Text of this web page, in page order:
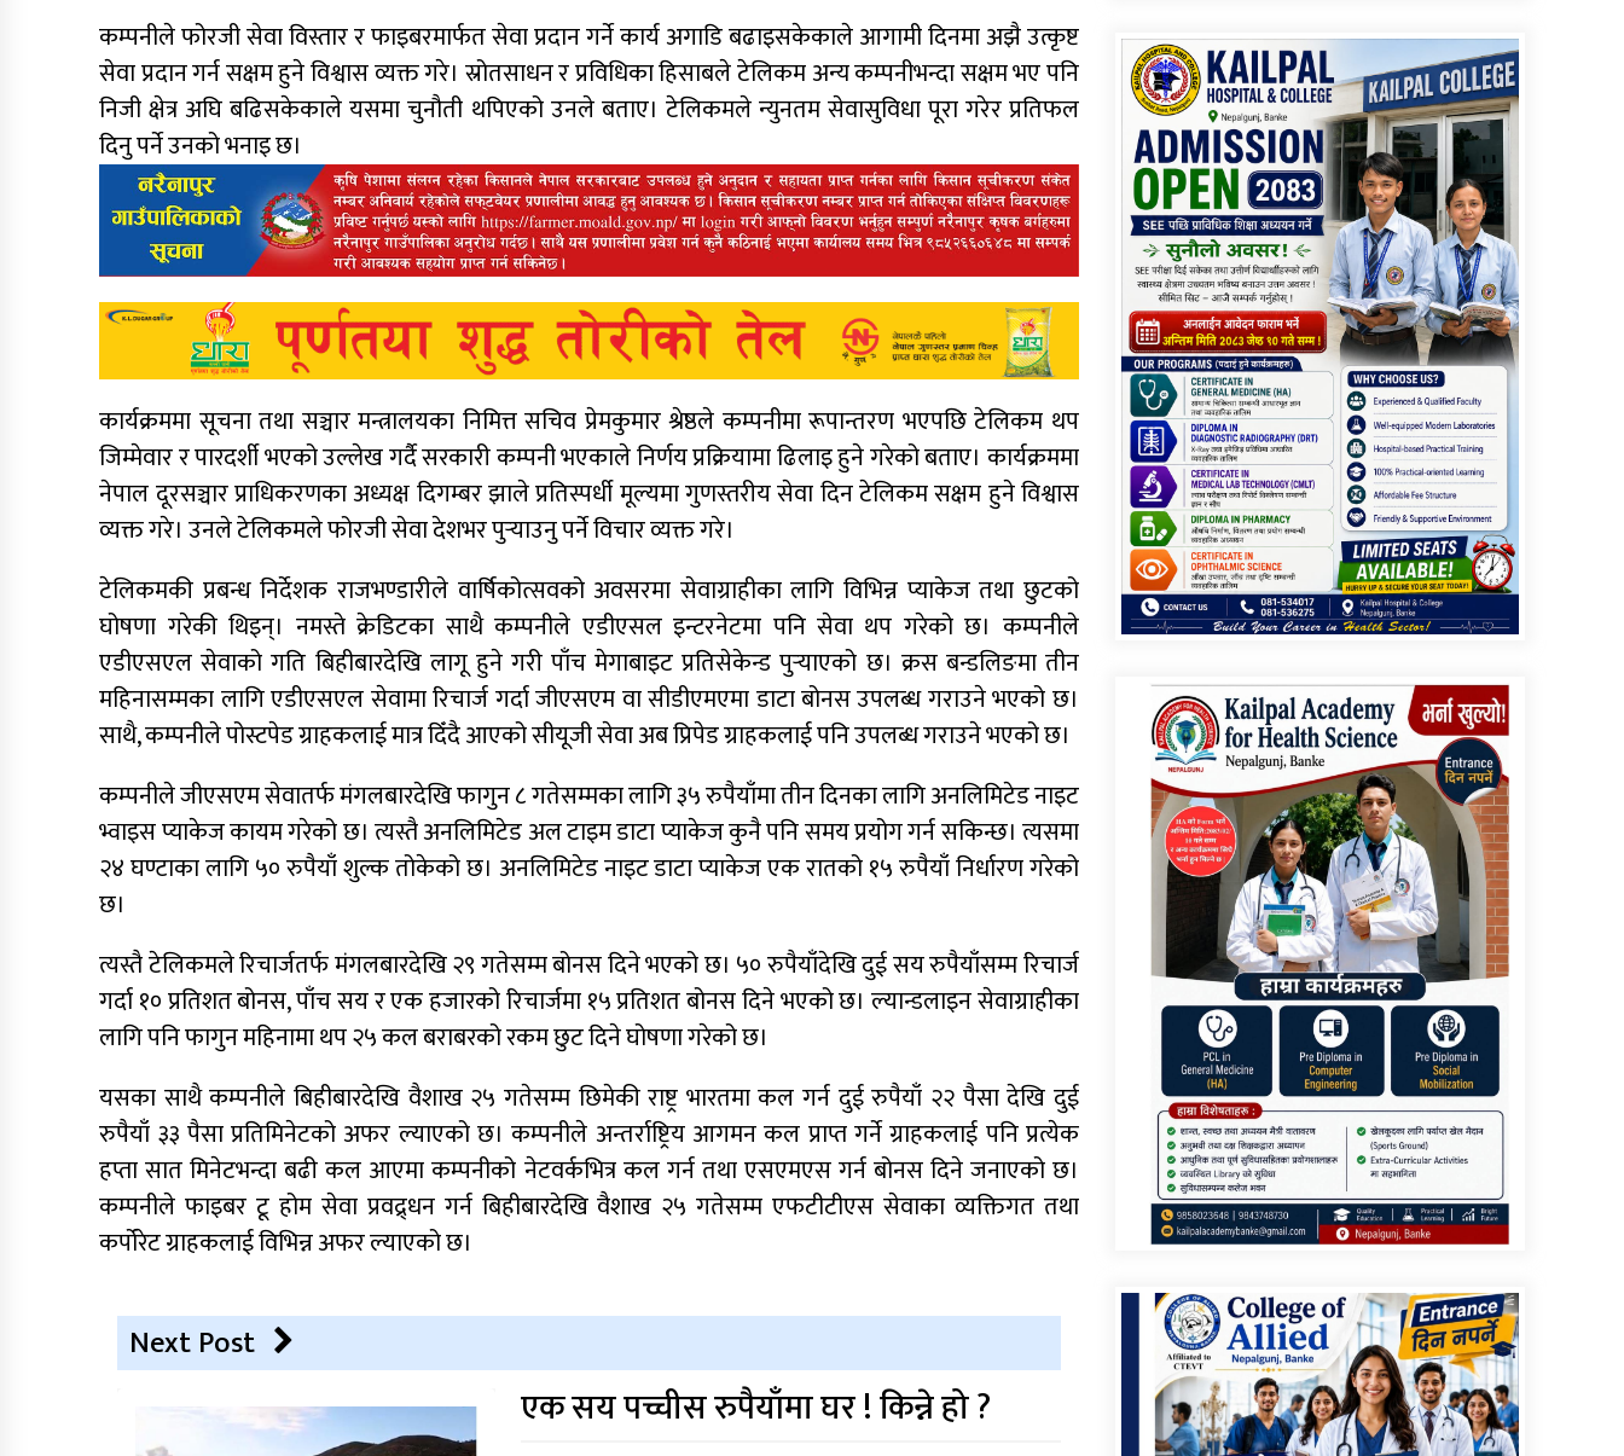
कम्पनीले फोरजी सेवा विस्तार र फाइबरमार्फत सेवा प्रदान गर्ने कार्य अगाडि बढाइसकेकाले आगामी दिनमा अझै उत्कृष्ट
सेवा प्रदान गर्न सक्षम हुने विश्वास व्यक्त गरे। स्रोतसाधन र प्रविधिका हिसाबले टेलिकम अन्य कम्पनीभन्दा सक्षम भए पनि
निजी क्षेत्र अघि बढिसकेकाले यसमा चुनौती थपिएको उनले बताए। टेलिकमले न्युनतम सेवासुविधा पूरा गरेर प्रतिफल
दिनु पर्ने उनको भनाइ छ।
कार्यक्रममा सूचना तथा सञ्चार मन्त्रालयका निमित्त सचिव प्रेमकुमार श्रेष्ठले कम्पनीमा रूपान्तरण भएपछि टेलिकम थप
जिम्मेवार र पारदर्शी भएको उल्लेख गर्दै सरकारी कम्पनी भएकाले निर्णय प्रक्रियामा ढिलाइ हुने गरेको बताए। कार्यक्रममा
नेपाल दूरसञ्चार प्राधिकरणका अध्यक्ष दिगम्बर झाले प्रतिस्पर्धी मूल्यमा गुणस्तरीय सेवा दिन टेलिकम सक्षम हुने विश्वास
व्यक्त गरे। उनले टेलिकमले फोरजी सेवा देशभर पुर्‍याउनु पर्ने विचार व्यक्त गरे।
टेलिकमकी प्रबन्ध निर्देशक राजभण्डारीले वार्षिकोत्सवको अवसरमा सेवाग्राहीका लागि विभिन्न प्याकेज तथा छुटको
घोषणा गरेकी थिइन्। नमस्ते क्रेडिटका साथै कम्पनीले एडीएसल इन्टरनेटमा पनि सेवा थप गरेको छ। कम्पनीले
एडीएसएल सेवाको गति बिहीबारदेखि लागू हुने गरी पाँच मेगाबाइट प्रतिसेकेन्ड पुर्‍याएको छ। क्रस बन्डलिङमा तीन
महिनासम्मका लागि एडीएसएल सेवामा रिचार्ज गर्दा जीएसएम वा सीडीएमएमा डाटा बोनस उपलब्ध गराउने भएको छ।
साथै, कम्पनीले पोस्टपेड ग्राहकलाई मात्र दिँदै आएको सीयूजी सेवा अब प्रिपेड ग्राहकलाई पनि उपलब्ध गराउने भएको छ।
कम्पनीले जीएसएम सेवातर्फ मंगलबारदेखि फागुन ८ गतेसम्मका लागि ३५ रुपैयाँमा तीन दिनका लागि अनलिमिटेड नाइट
भ्वाइस प्याकेज कायम गरेको छ। त्यस्तै अनलिमिटेड अल टाइम डाटा प्याकेज कुनै पनि समय प्रयोग गर्न सकिन्छ। त्यसमा
२४ घण्टाका लागि ५० रुपैयाँ शुल्क तोकेको छ। अनलिमिटेड नाइट डाटा प्याकेज एक रातको १५ रुपैयाँ निर्धारण गरेको
छ।
त्यस्तै टेलिकमले रिचार्जतर्फ मंगलबारदेखि २९ गतेसम्म बोनस दिने भएको छ। ५० रुपैयाँदेखि दुई सय रुपैयाँसम्म रिचार्ज
गर्दा १० प्रतिशत बोनस, पाँच सय र एक हजारको रिचार्जमा १५ प्रतिशत बोनस दिने भएको छ। ल्यान्डलाइन सेवाग्राहीका
लागि पनि फागुन महिनामा थप २५ कल बराबरको रकम छुट दिने घोषणा गरेको छ।
यसका साथै कम्पनीले बिहीबारदेखि वैशाख २५ गतेसम्म छिमेकी राष्ट्र भारतमा कल गर्न दुई रुपैयाँ २२ पैसा देखि दुई
रुपैयाँ ३३ पैसा प्रतिमिनेटको अफर ल्याएको छ। कम्पनीले अन्तर्राष्ट्रिय आगमन कल प्राप्त गर्ने ग्राहकलाई पनि प्रत्येक
हप्ता सात मिनेटभन्दा बढी कल आएमा कम्पनीको नेटवर्कभित्र कल गर्न तथा एसएमएस गर्न बोनस दिने जनाएको छ।
कम्पनीले फाइबर टू होम सेवा प्रवद्र्धन गर्न बिहीबारदेखि वैशाख २५ गतेसम्म एफटीटीएस सेवाका व्यक्तिगत तथा
कर्पोरेट ग्राहकलाई विभिन्न अफर ल्याएको छ।
Next Post
एक सय पच्चीस रुपैयाँमा घर ! किन्ने हो ?